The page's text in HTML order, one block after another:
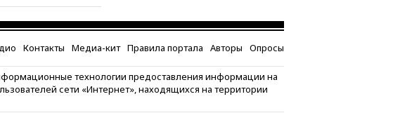
Открытое
складе в Брянске
Минобороны
об ударах по двум
сухогрузам в
Контакты Медиа-кит Правила портала Авторы Опросы
технологии предоставления информации на
сети «Интернет», находящихся на территории